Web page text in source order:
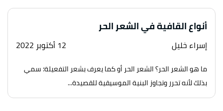
أنواع القافية في الشعر الحر
إسراء خليل 12 أكتوبر 2022
ما هو الشعر الحر؟ الشعر الحر أو كما يعرف بشعر التفعيلة؛ سمي
بذلك لأنه تحرر وتجاوز البنية الموسيقية للقصيدة...